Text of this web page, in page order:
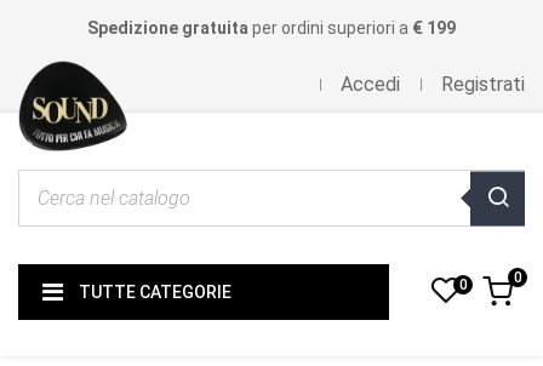
Spedizione gratuita per ordini superiori a € 199
Accedi Registrati
TUTTE CATEGORIE 0 0